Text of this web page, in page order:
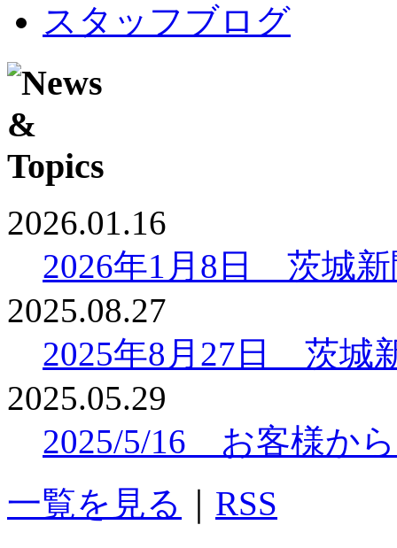
スタッフブログ
2026.01.16
2026年1月8日 茨城
2025.08.27
2025年8月27日 茨城
2025.05.29
2025/5/16 お客様か
一覧を見る
RSS